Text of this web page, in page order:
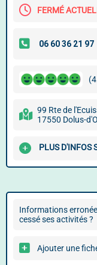
FERMÉ
99 Rte de
17550 Dolus-
PLUS D'INFOS
Informations
cessé ses activités ?
Ajouter une